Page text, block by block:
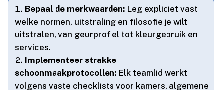
Bepaal de merkwaarden: Leg expliciet vast
welke normen, uitstraling en filosofie je wilt
uitstralen, van geurprofiel tot kleurgebruik en
services.​
Implementeer strakke
schoonmaakprotocollen: Elk teamlid werkt
volgens vaste checklists voor kamers, algemene